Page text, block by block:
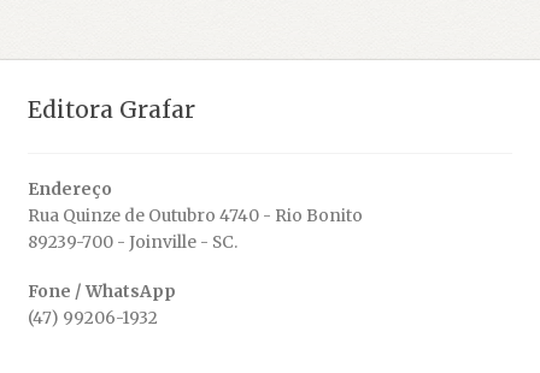
Editora Grafar
Endereço
Rua Quinze de Outubro 4740 - Rio Bonito
89239-700 - Joinville - SC.
Fone / WhatsApp
(47) 99206-1932